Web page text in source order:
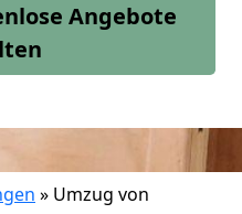
Angebote
» Umzug von